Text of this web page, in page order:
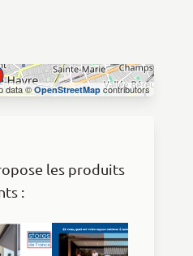
data ©OpenStreetMapcontributors
les produits
: